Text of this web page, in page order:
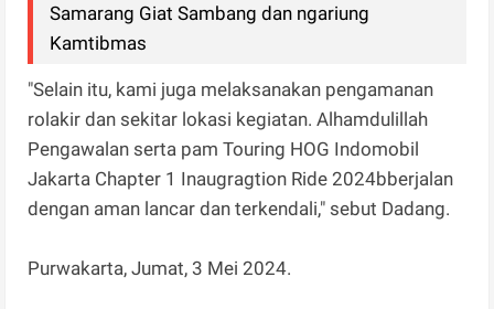
Samarang Giat Sambang dan ngariung
Kamtibmas
"Selain itu, kami juga melaksanakan pengamanan
rolakir dan sekitar lokasi kegiatan. Alhamdulillah
Pengawalan serta pam Touring HOG Indomobil
Jakarta Chapter 1 Inaugragtion Ride 2024bberjalan
dengan aman lancar dan terkendali," sebut Dadang.
Purwakarta, Jumat, 3 Mei 2024.